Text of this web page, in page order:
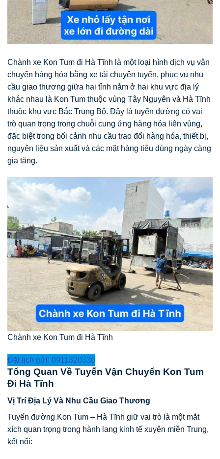
Chành xe Kon Tum đi Hà Tĩnh là một loại hình dịch vụ vận
chuyển hàng hóa bằng xe tải chuyên tuyến, phục vụ nhu
cầu giao thương giữa hai tỉnh nằm ở hai khu vực địa lý
khác nhau là Kon Tum thuộc vùng Tây Nguyên và Hà Tĩnh
thuộc khu vực Bắc Trung Bộ. Đây là tuyến đường có vai
trò quan trọng trong chuỗi cung ứng hàng hóa liên vùng,
đặc biệt trong bối cảnh nhu cầu trao đổi hàng hóa, thiết bị,
nguyên liệu sản xuất và các mặt hàng tiêu dùng ngày càng
gia tăng.
Chành xe Kon Tum đi Hà Tĩnh
Đặt lịch gửi: 0911320330
Tổng Quan Về Tuyến Vận Chuyển Kon Tum
Đi Hà Tĩnh
Vị Trí Địa Lý Và Nhu Cầu Giao Thương
Tuyến đường Kon Tum – Hà Tĩnh giữ vai trò là một mắt
xích quan trọng trong hành lang kinh tế xuyên miền Trung,
kết nối: